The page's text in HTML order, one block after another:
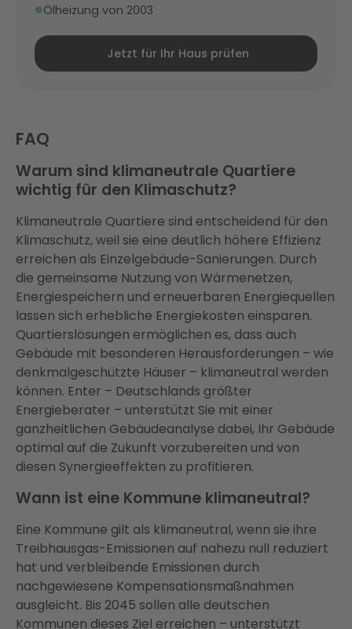
Ölheizung von 2003
Jetzt für Ihr Haus prüfen
FAQ
Warum sind klimaneutrale Quartiere
wichtig für den Klimaschutz?
Klimaneutrale Quartiere sind entscheidend für den
Klimaschutz, weil sie eine deutlich höhere Effizienz
erreichen als Einzelgebäude-Sanierungen. Durch
die gemeinsame Nutzung von Wärmenetzen,
Energiespeichern und erneuerbaren Energiequellen
lassen sich erhebliche Energiekosten einsparen.
Quartierslösungen ermöglichen es, dass auch
Gebäude mit besonderen Herausforderungen – wie
denkmalgeschützte Häuser – klimaneutral werden
können. Enter – Deutschlands größter
Energieberater – unterstützt Sie mit einer
ganzheitlichen Gebäudeanalyse dabei, Ihr Gebäude
optimal auf die Zukunft vorzubereiten und von
diesen Synergieeffekten zu profitieren.
Wann ist eine Kommune klimaneutral?
Eine Kommune gilt als klimaneutral, wenn sie ihre
Treibhausgas-Emissionen auf nahezu null reduziert
hat und verbleibende Emissionen durch
nachgewiesene Kompensationsmaßnahmen
ausgleicht. Bis 2045 sollen alle deutschen
Kommunen dieses Ziel erreichen – unterstützt